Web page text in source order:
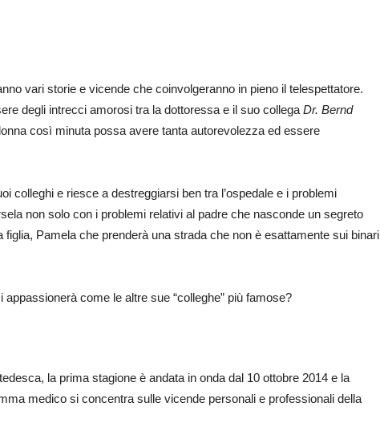
vari storie e vicende che coinvolgeranno in pieno il telespettatore.
degli intrecci amorosi tra la dottoressa e il suo collega Dr. Bernd
così minuta possa avere tanta autorevolezza ed essere
colleghi e riesce a destreggiarsi ben tra l’ospedale e i problemi
non solo con i problemi relativi al padre che nasconde un segreto
Pamela che prenderà una strada che non è esattamente sui binari
come le altre sue “colleghe” più famose?
la prima stagione è andata in onda dal 10 ottobre 2014 e la
medico si concentra sulle vicende personali e professionali della